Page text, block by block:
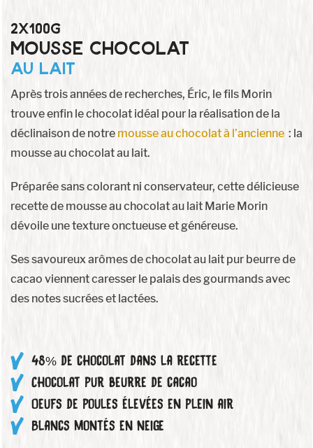
2x100g
mousse chocolat
au lait
Après trois années de recherches, Éric, le fils Morin
trouve enfin le chocolat idéal pour la réalisation de la
déclinaison de notre mousse au chocolat à l’ancienne : la
mousse au chocolat au lait.
Préparée sans colorant ni conservateur, cette délicieuse
recette de mousse au chocolat au lait Marie Morin
dévoile une texture onctueuse et généreuse.
Ses savoureux arômes de chocolat au lait pur beurre de
cacao viennent caresser le palais des gourmands avec
des notes sucrées et lactées.
48% de chocolat dans la recette
Chocolat pur beurre de cacao
Oeufs de poules élevées en plein air
Blancs montés en neige